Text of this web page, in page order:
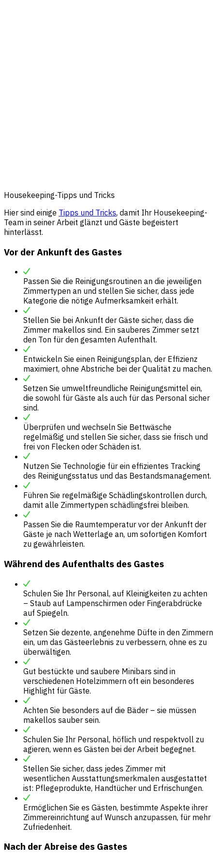
Housekeeping-Tipps und Tricks
Hier sind einige Tipps und Tricks, damit Ihr Housekeeping-
Team in seiner Arbeit glänzt und Gäste begeistert
hinterlässt.
Vor der Ankunft des Gastes
Passen Sie die Reinigungsroutinen an die jeweiligen
Zimmertypen an und stellen Sie sicher, dass jede
Kategorie die nötige Aufmerksamkeit erhält.
Stellen Sie bei Ankunft der Gäste sicher, dass die
Zimmer makellos sind. Ein sauberes Zimmer setzt
den Ton für den gesamten Aufenthalt.
Entwickeln Sie einen Reinigungsplan, der Effizienz
maximiert, ohne Abstriche bei der Qualität zu machen.
Setzen Sie umweltfreundliche Reinigungsmittel ein,
die sowohl für Gäste als auch für das Personal sicher
sind.
Überprüfen und wechseln Sie Bettwäsche
regelmäßig und stellen Sie sicher, dass sie frisch und
frei von Flecken oder Schäden ist.
Nutzen Sie Technologie für ein effizientes Tracking
des Reinigungsstatus und das Bestandsmanagement.
Führen Sie regelmäßige Schädlingskontrollen durch,
damit alle Zimmertypen schädlingsfrei bleiben.
Passen Sie die Raumtemperatur vor der Ankunft der
Gäste je nach Wetterlage an, um sofortigen Komfort
zu gewährleisten.
Während des Aufenthalts des Gastes
Schulen Sie Ihr Personal, auf Kleinigkeiten zu achten
– Staub auf Lampenschirmen oder Fingerabdrücke
auf Spiegeln.
Setzen Sie dezente, angenehme Düfte in den Zimmern
ein, um das Gästeerlebnis zu verbessern, ohne es zu
überwältigen.
Gut bestückte und saubere Minibars sind in
verschiedenen Hotelzimmern oft ein besonderes
Highlight für Gäste.
Achten Sie besonders auf die Bäder – sie müssen
makellos sauber sein.
Schulen Sie Ihr Personal, höflich und respektvoll zu
agieren, wenn es Gästen bei der Arbeit begegnet.
Stellen Sie sicher, dass jedes Zimmer mit
wesentlichen Ausstattungsmerkmalen ausgestattet
ist: Pflegeprodukte, Handtücher und Erfrischungen.
Ermöglichen Sie es Gästen, bestimmte Aspekte ihrer
Zimmereinrichtung auf Wunsch anzupassen, für mehr
Zufriedenheit.
Nach der Abreise des Gastes